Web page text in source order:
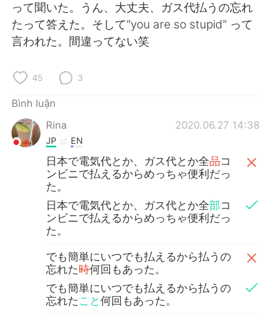
ไทย Indonesia
って聞いた。うん、大丈夫、ガス代払うの忘れ
たって答えた。そして"you are so stupid" って
言われた。間違ってない笑
45 3
Bình luận
Rina
2020.06.27 14:38
JP EN
日本で電気代とか、ガス代とか全品コ
ンビニで払えるからめっちゃ便利だっ
た。
日本で電気代とか、ガス代とか全部コ
ンビニで払えるからめっちゃ便利だっ
た。
でも簡単にいつでも払えるから払うの
忘れた時何回もあった。
でも簡単にいつでも払えるから払うの
忘れたこと何回もあった。